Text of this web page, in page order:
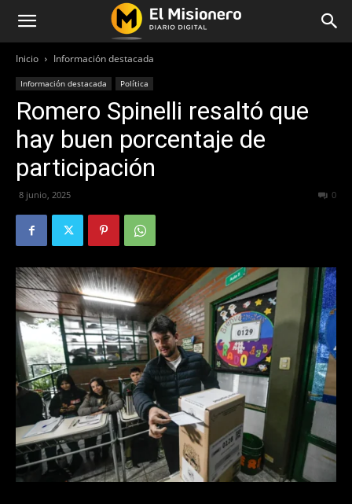
Inicio Información destacada
Información destacada Política
Romero Spinelli resaltó que
hay buen porcentaje de
participación
8 junio, 2025 0